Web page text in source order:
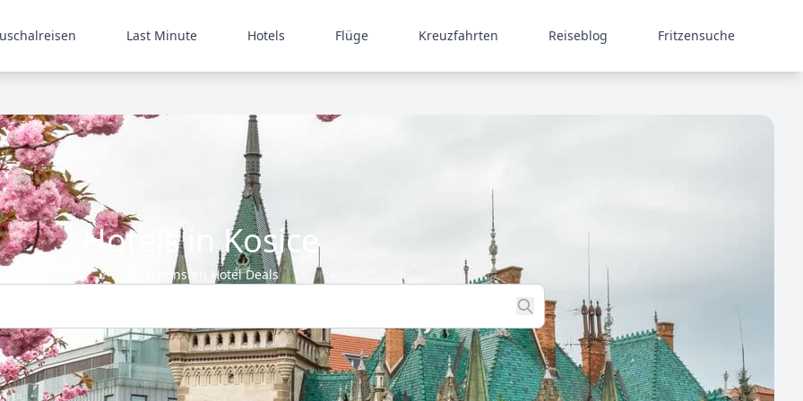
Last Minute Hotels Flüge Kreuzfahrten Reiseblog Fritzensuche
Hotels in Kosice
die schönsten Hotel Deals